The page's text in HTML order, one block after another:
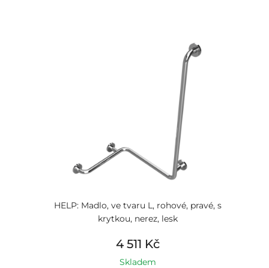
HELP: Madlo, ve tvaru L, rohové, pravé, s
krytkou, nerez, lesk
4 511 Kč
Skladem